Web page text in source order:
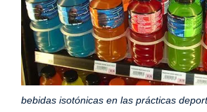
bebidas isotónicas en las prácticas